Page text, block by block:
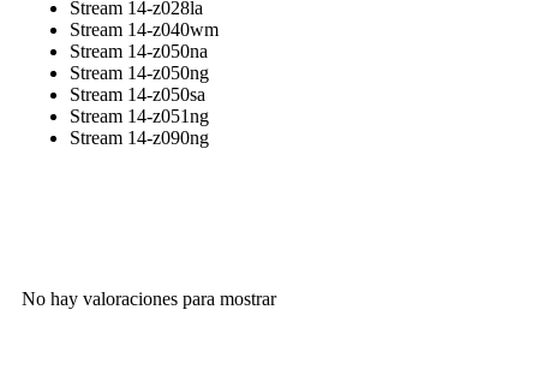
Stream 14-z028la
Stream 14-z040wm
Stream 14-z050na
Stream 14-z050ng
Stream 14-z050sa
Stream 14-z051ng
Stream 14-z090ng
No hay valoraciones para mostrar